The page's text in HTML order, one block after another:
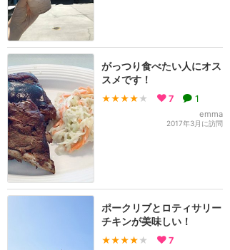
がっつり食べたい人にオス
スメです！
★★★★ ★ 7 1
emma
2017年3月に訪問
ポークリブとロティサリー
チキンが美味しい！
★★★★ ★ 7